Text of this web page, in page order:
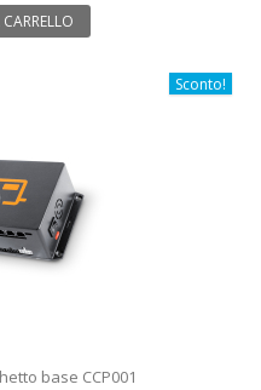
Sconto!
base CCP001